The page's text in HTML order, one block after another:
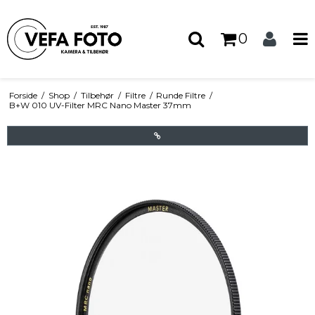
0
Forside / Shop / Tilbehør / Filtre / Runde Filtre /
B+W 010 UV-Filter MRC Nano Master 37mm